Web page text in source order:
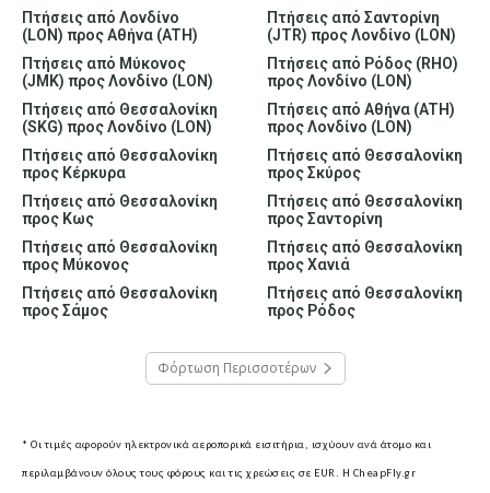
Πτήσεις από Λονδίνο
(LON) προς Αθήνα (ATH)
Πτήσεις από Σαντορίνη
(JTR) προς Λονδίνο (LON)
Πτήσεις από Μύκονος
(JMK) προς Λονδίνο (LON)
Πτήσεις από Ρόδος (RHO)
προς Λονδίνο (LON)
Πτήσεις από Θεσσαλονίκη
(SKG) προς Λονδίνο (LON)
Πτήσεις από Αθήνα (ATH)
προς Λονδίνο (LON)
Πτήσεις από Θεσσαλονίκη
προς Κέρκυρα
Πτήσεις από Θεσσαλονίκη
προς Σκύρος
Πτήσεις από Θεσσαλονίκη
προς Κως
Πτήσεις από Θεσσαλονίκη
προς Σαντορίνη
Πτήσεις από Θεσσαλονίκη
προς Μύκονος
Πτήσεις από Θεσσαλονίκη
προς Χανιά
Πτήσεις από Θεσσαλονίκη
προς Σάμος
Πτήσεις από Θεσσαλονίκη
προς Ρόδος
Φόρτωση Περισσοτέρων
* Οι τιμές αφορούν ηλεκτρονικά αεροπορικά εισιτήρια, ισχύουν ανά άτομο και
περιλαμβάνουν όλους τους φόρους και τις χρεώσεις σε EUR. Η CheapFly.gr